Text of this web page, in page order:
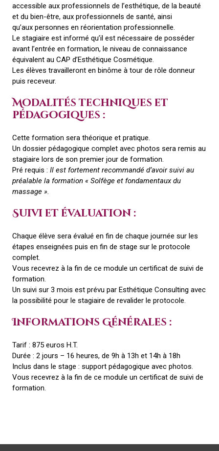
accessible aux professionnels de l’esthétique, de la beauté
et du bien-être, aux professionnels de santé, ainsi
qu’aux personnes en réorientation professionnelle.
Le stagiaire est informé qu’il est nécessaire de posséder
avant l’entrée en formation, le niveau de connaissance
équivalent au CAP d’Esthétique Cosmétique.
Les élèves travailleront en binôme à tour de rôle donneur
puis receveur.
Modalités techniques et
pédagogiques :
Cette formation sera théorique et pratique.
Un dossier pédagogique complet avec photos sera remis au
stagiaire lors de son premier jour de formation.
Pré requis : Il est fortement recommandé d’avoir suivi au
préalable la formation « Solfège et fondamentaux du
massage ».
Suivi et évaluation :
Chaque élève sera évalué en fin de chaque journée sur les
étapes enseignées puis en fin de stage sur le protocole
complet.
Vous recevrez à la fin de ce module un certificat de suivi de
formation.
Un suivi sur 3 mois est prévu par Esthétique Consulting avec
la possibilité pour le stagiaire de revalider le protocole.
Informations Générales :
Tarif : 875 euros H.T.
Durée : 2 jours – 16 heures, de 9h à 13h et 14h à 18h
Inclus dans le stage : support pédagogique avec photos.
Vous recevrez à la fin de ce module un certificat de suivi de
formation.